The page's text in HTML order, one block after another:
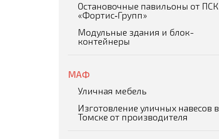
Остановочные павильоны от ПСК
«Фортис‑Групп»
Модульные здания и блок-
контейнеры
МАФ
Уличная мебель
Изготовление уличных навесов в
Томске от производителя